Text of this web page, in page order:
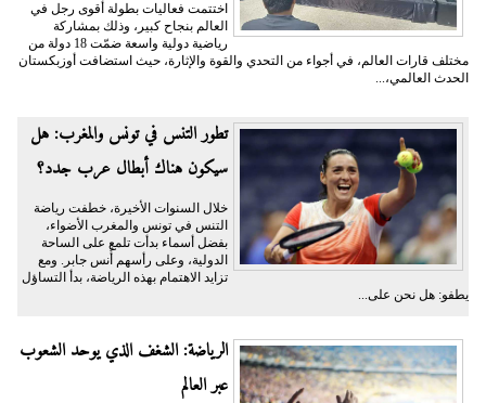
اختتمت فعاليات بطولة أقوى رجل في
العالم بنجاح كبير، وذلك بمشاركة
رياضية دولية واسعة ضمّت 18 دولة من
مختلف قارات العالم، في أجواء من التحدي والقوة والإثارة، حيث استضافت أوزبكستان
الحدث العالمي،...
تطور التنس في تونس والمغرب: هل
سيكون هناك أبطال عرب جدد؟
خلال السنوات الأخيرة، خطفت رياضة
التنس في تونس والمغرب الأضواء،
بفضل أسماء بدأت تلمع على الساحة
الدولية، وعلى رأسهم أُنس جابر. ومع
تزايد الاهتمام بهذه الرياضة، بدأ التساؤل
يطفو: هل نحن على...
الرياضة: الشغف الذي يوحد الشعوب
عبر العالم